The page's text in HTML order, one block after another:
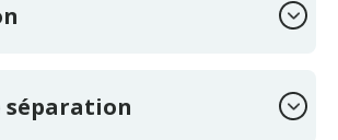
séparation